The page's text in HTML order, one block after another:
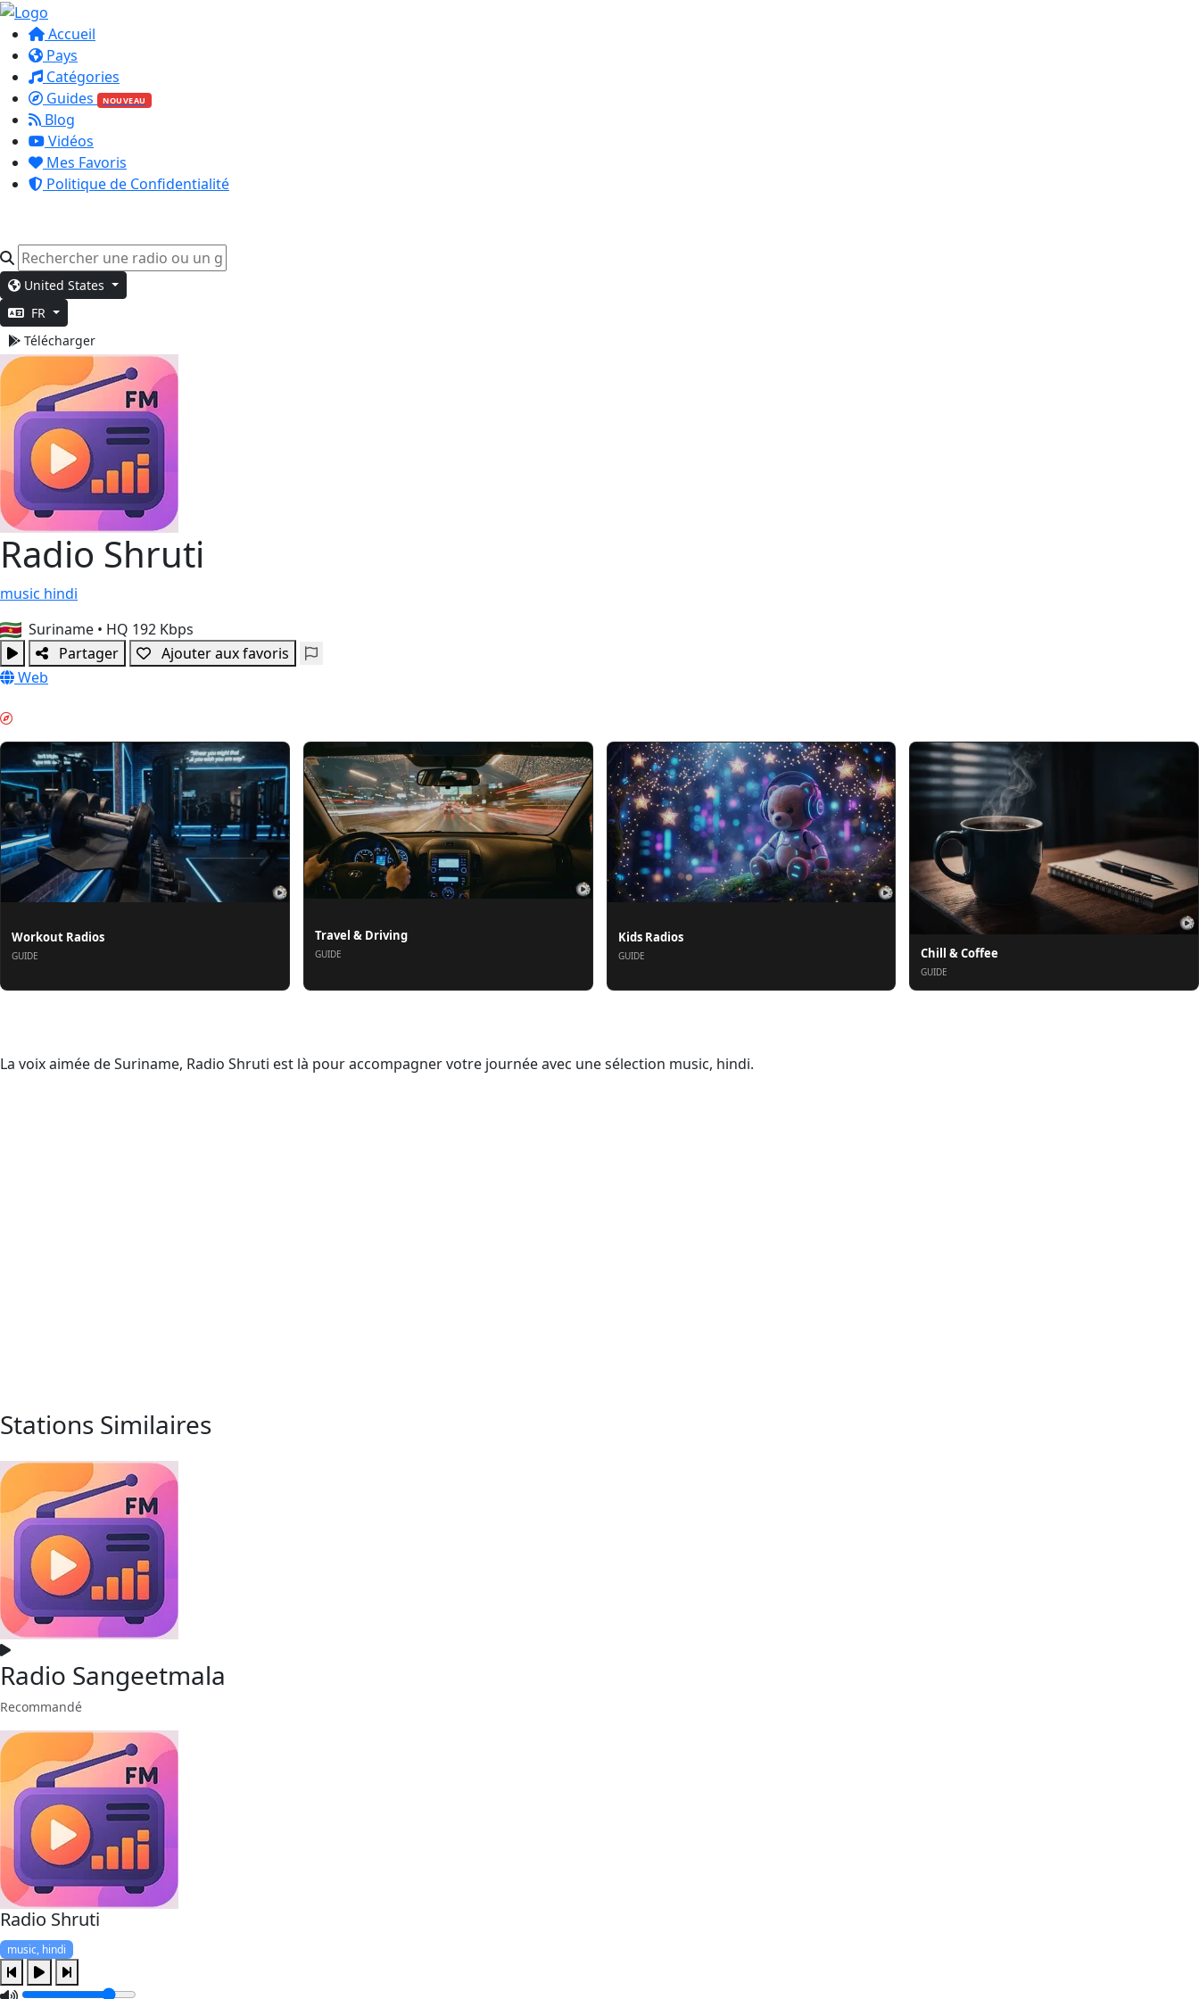
Accueil
Pays
Catégories
Guides
NOUVEAU
Blog
Vidéos
Mes Favoris
Politique de Confidentialité
United States
FR
Télécharger
Radio Shruti
music hindi
Suriname • HQ 192 Kbps
Partager
Ajouter aux favoris
Web
Workout Radios
GUIDE
Travel & Driving
GUIDE
Kids Radios
GUIDE Chill & Coffee
GUIDE
La voix aimée de Suriname, Radio Shruti est là pour accompagner votre journée avec une sélection music, hindi.
Stations Similaires
Radio Sangeetmala
Recommandé
Radio Shruti
music, hindi